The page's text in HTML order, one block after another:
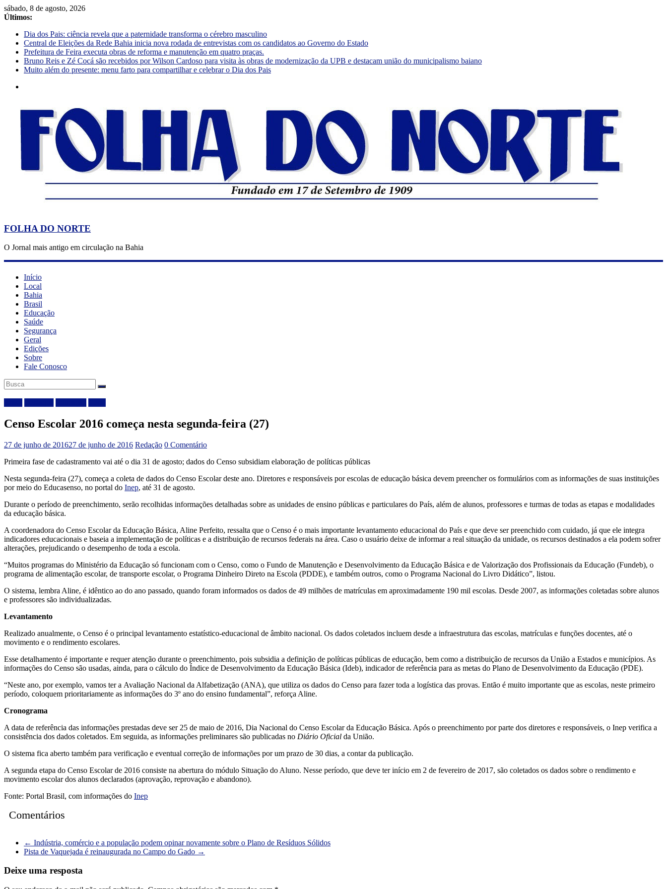
sábado, 8 de agosto, 2026
Últimos:
Dia dos Pais: ciência revela que a paternidade transforma o cérebro masculino
Central de Eleições da Rede Bahia inicia nova rodada de entrevistas com os candidatos ao Governo do Estado
Prefeitura de Feira executa obras de reforma e manutenção em quatro praças.
Bruno Reis e Zé Cocá são recebidos por Wilson Cardoso para visita às obras de modernização da UPB e destacam união do municipalismo baiano
Muito além do presente: menu farto para compartilhar e celebrar o Dia dos Pais
FOLHA DO NORTE
O Jornal mais antigo em circulação na Bahia
Início
Local
Bahia
Brasil
Educação
Saúde
Segurança
Geral
Edições
Sobre
Fale Conosco
Censo Escolar 2016 começa nesta segunda-feira (27)
27 de junho de 201627 de junho de 2016 Redação 0 Comentário
Primeira fase de cadastramento vai até o dia 31 de agosto; dados do Censo subsidiam elaboração de políticas públicas
Nesta segunda-feira (27), começa a coleta de dados do Censo Escolar deste ano. Diretores e responsáveis por escolas de educação básica devem preencher os formulários com as informações de suas instituições
por meio do Educasenso, no portal do Inep, até 31 de agosto.
Durante o período de preenchimento, serão recolhidas informações detalhadas sobre as unidades de ensino públicas e particulares do País, além de alunos, professores e turmas de todas as etapas e modalidades
da educação básica.
A coordenadora do Censo Escolar da Educação Básica, Aline Perfeito, ressalta que o Censo é o mais importante levantamento educacional do País e que deve ser preenchido com cuidado, já que ele integra
indicadores educacionais e baseia a implementação de políticas e a distribuição de recursos federais na área. Caso o usuário deixe de informar a real situação da unidade, os recursos destinados a ela podem sofrer
alterações, prejudicando o desempenho de toda a escola.
“Muitos programas do Ministério da Educação só funcionam com o Censo, como o Fundo de Manutenção e Desenvolvimento da Educação Básica e de Valorização dos Profissionais da Educação (Fundeb), o
programa de alimentação escolar, de transporte escolar, o Programa Dinheiro Direto na Escola (PDDE), e também outros, como o Programa Nacional do Livro Didático”, listou.
O sistema, lembra Aline, é idêntico ao do ano passado, quando foram informados os dados de 49 milhões de matrículas em aproximadamente 190 mil escolas. Desde 2007, as informações coletadas sobre alunos
e professores são individualizadas.
Levantamento
Realizado anualmente, o Censo é o principal levantamento estatístico-educacional de âmbito nacional. Os dados coletados incluem desde a infraestrutura das escolas, matrículas e funções docentes, até o
movimento e o rendimento escolares.
Esse detalhamento é importante e requer atenção durante o preenchimento, pois subsidia a definição de políticas públicas de educação, bem como a distribuição de recursos da União a Estados e municípios. As
informações do Censo são usadas, ainda, para o cálculo do Índice de Desenvolvimento da Educação Básica (Ideb), indicador de referência para as metas do Plano de Desenvolvimento da Educação (PDE).
“Neste ano, por exemplo, vamos ter a Avaliação Nacional da Alfabetização (ANA), que utiliza os dados do Censo para fazer toda a logística das provas. Então é muito importante que as escolas, neste primeiro
período, coloquem prioritariamente as informações do 3º ano do ensino fundamental”, reforça Aline.
Cronograma
A data de referência das informações prestadas deve ser 25 de maio de 2016, Dia Nacional do Censo Escolar da Educação Básica. Após o preenchimento por parte dos diretores e responsáveis, o Inep verifica a
consistência dos dados coletados. Em seguida, as informações preliminares são publicadas no Diário Oficial da União.
O sistema fica aberto também para verificação e eventual correção de informações por um prazo de 30 dias, a contar da publicação.
A segunda etapa do Censo Escolar de 2016 consiste na abertura do módulo Situação do Aluno. Nesse período, que deve ter início em 2 de fevereiro de 2017, são coletados os dados sobre o rendimento e
movimento escolar dos alunos declarados (aprovação, reprovação e abandono).
Fonte: Portal Brasil, com informações do Inep
Comentários
← Indústria, comércio e a população podem opinar novamente sobre o Plano de Resíduos Sólidos
Pista de Vaquejada é reinaugurada no Campo do Gado →
Deixe uma resposta